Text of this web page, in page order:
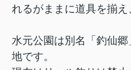
れるがままに道具を揃え
水元公園は別名「釣仙
地です。